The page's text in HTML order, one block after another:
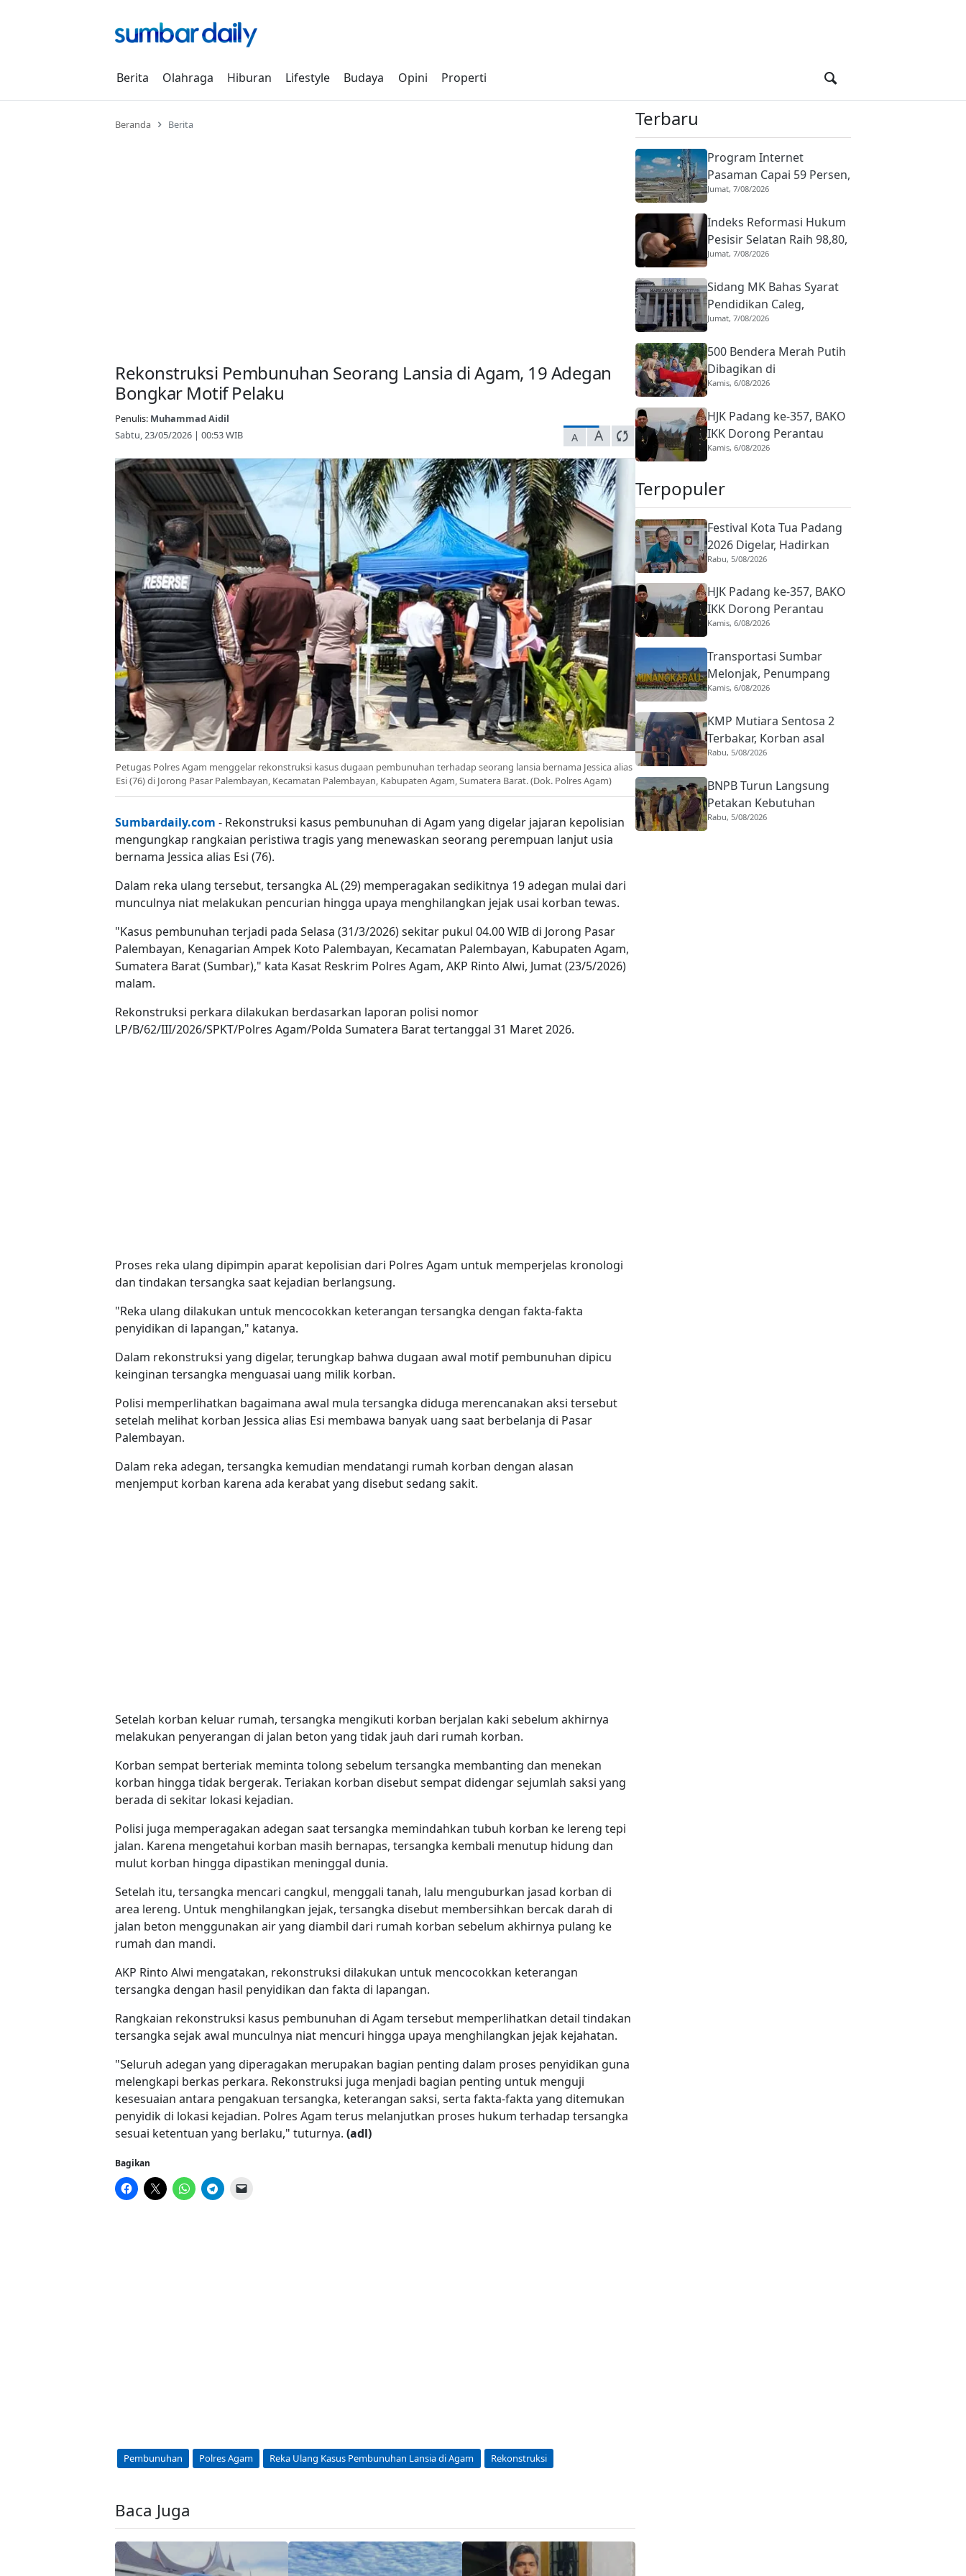
Berita Olahraga Hiburan Lifestyle Budaya Opini Properti
Beranda Berita
Rekonstruksi Pembunuhan Seorang Lansia di Agam, 19 Adegan
Bongkar Motif Pelaku
Penulis: Muhammad Aidil
Sabtu, 23/05/2026 | 00:53 WIB
A A
Petugas Polres Agam menggelar rekonstruksi kasus dugaan pembunuhan terhadap seorang lansia bernama Jessica alias
Esi (76) di Jorong Pasar Palembayan, Kecamatan Palembayan, Kabupaten Agam, Sumatera Barat. (Dok. Polres Agam)
Sumbardaily.com - Rekonstruksi kasus pembunuhan di Agam yang digelar jajaran kepolisian
mengungkap rangkaian peristiwa tragis yang menewaskan seorang perempuan lanjut usia
bernama Jessica alias Esi (76).
Dalam reka ulang tersebut, tersangka AL (29) memperagakan sedikitnya 19 adegan mulai dari
munculnya niat melakukan pencurian hingga upaya menghilangkan jejak usai korban tewas.
"Kasus pembunuhan terjadi pada Selasa (31/3/2026) sekitar pukul 04.00 WIB di Jorong Pasar
Palembayan, Kenagarian Ampek Koto Palembayan, Kecamatan Palembayan, Kabupaten Agam,
Sumatera Barat (Sumbar)," kata Kasat Reskrim Polres Agam, AKP Rinto Alwi, Jumat (23/5/2026)
malam.
Rekonstruksi perkara dilakukan berdasarkan laporan polisi nomor
LP/B/62/III/2026/SPKT/Polres Agam/Polda Sumatera Barat tertanggal 31 Maret 2026.
Proses reka ulang dipimpin aparat kepolisian dari Polres Agam untuk memperjelas kronologi
dan tindakan tersangka saat kejadian berlangsung.
"Reka ulang dilakukan untuk mencocokkan keterangan tersangka dengan fakta-fakta
penyidikan di lapangan," katanya.
Dalam rekonstruksi yang digelar, terungkap bahwa dugaan awal motif pembunuhan dipicu
keinginan tersangka menguasai uang milik korban.
Polisi memperlihatkan bagaimana awal mula tersangka diduga merencanakan aksi tersebut
setelah melihat korban Jessica alias Esi membawa banyak uang saat berbelanja di Pasar
Palembayan.
Dalam reka adegan, tersangka kemudian mendatangi rumah korban dengan alasan
menjemput korban karena ada kerabat yang disebut sedang sakit.
Setelah korban keluar rumah, tersangka mengikuti korban berjalan kaki sebelum akhirnya
melakukan penyerangan di jalan beton yang tidak jauh dari rumah korban.
Korban sempat berteriak meminta tolong sebelum tersangka membanting dan menekan
korban hingga tidak bergerak. Teriakan korban disebut sempat didengar sejumlah saksi yang
berada di sekitar lokasi kejadian.
Polisi juga memperagakan adegan saat tersangka memindahkan tubuh korban ke lereng tepi
jalan. Karena mengetahui korban masih bernapas, tersangka kembali menutup hidung dan
mulut korban hingga dipastikan meninggal dunia.
Setelah itu, tersangka mencari cangkul, menggali tanah, lalu menguburkan jasad korban di
area lereng. Untuk menghilangkan jejak, tersangka disebut membersihkan bercak darah di
jalan beton menggunakan air yang diambil dari rumah korban sebelum akhirnya pulang ke
rumah dan mandi.
AKP Rinto Alwi mengatakan, rekonstruksi dilakukan untuk mencocokkan keterangan
tersangka dengan hasil penyidikan dan fakta di lapangan.
Rangkaian rekonstruksi kasus pembunuhan di Agam tersebut memperlihatkan detail tindakan
tersangka sejak awal munculnya niat mencuri hingga upaya menghilangkan jejak kejahatan.
"Seluruh adegan yang diperagakan merupakan bagian penting dalam proses penyidikan guna
melengkapi berkas perkara. Rekonstruksi juga menjadi bagian penting untuk menguji
kesesuaian antara pengakuan tersangka, keterangan saksi, serta fakta-fakta yang ditemukan
penyidik di lokasi kejadian. Polres Agam terus melanjutkan proses hukum terhadap tersangka
sesuai ketentuan yang berlaku," tuturnya. (adl)
Bagikan
Pembunuhan Polres Agam Reka Ulang Kasus Pembunuhan Lansia di Agam Rekonstruksi
Baca Juga
Terbaru
Program Internet
Pasaman Capai 59 Persen,
Kominfo Targetkan
Tahun
Jumat, 7/08/2026
Indeks Reformasi Hukum
Pesisir Selatan Raih 98,80,
Predikat AA Istimewa
Jumat, 7/08/2026
Sidang MK Bahas Syarat
Pendidikan Caleg,
Pemohon Minta Lebih
Jumat, 7/08/2026
500 Bendera Merah Putih
Dibagikan di
Dharmasraya, Warga
Agustus 2026
Kamis, 6/08/2026
HJK Padang ke-357, BAKO
IKK Dorong Perantau
Perkuat Budaya hingga
Kamis, 6/08/2026
Terpopuler
Festival Kota Tua Padang
2026 Digelar, Hadirkan
Peserta Barongsai dari
Rabu, 5/08/2026
HJK Padang ke-357, BAKO
IKK Dorong Perantau
Perkuat Budaya hingga
Kamis, 6/08/2026
Transportasi Sumbar
Melonjak, Penumpang
Pesawat Domestik dari
Persen
Kamis, 6/08/2026
KMP Mutiara Sentosa 2
Terbakar, Korban asal
Sumbar Rino Eka Putra
Rabu, 5/08/2026
BNPB Turun Langsung
Petakan Kebutuhan
Penanganan Pasca Banjir
Rabu, 5/08/2026